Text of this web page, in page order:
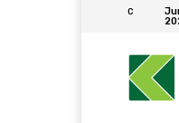
C